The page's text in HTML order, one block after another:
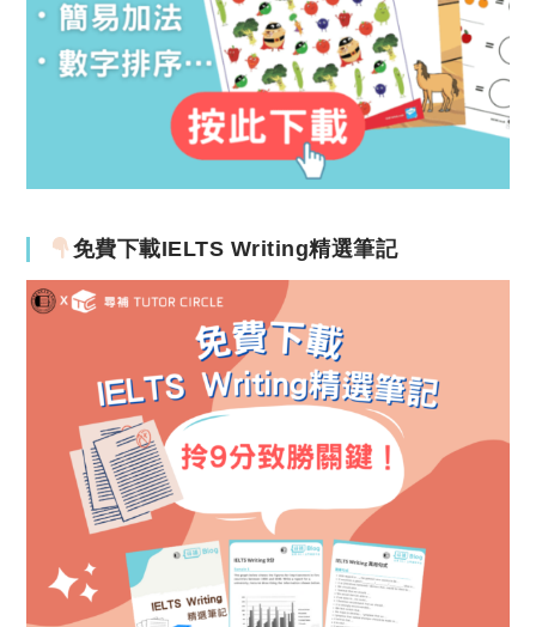
免費下載IELTS Writing精選筆記